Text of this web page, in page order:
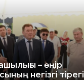
– өңір
негізгі тірегі